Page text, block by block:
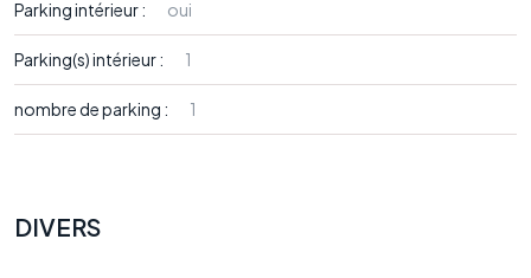
Parking intérieur : oui
Parking(s) intérieur : 1
nombre de parking : 1
DIVERS